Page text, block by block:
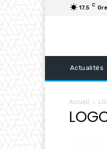
17.5 C
Actualités
Accueil